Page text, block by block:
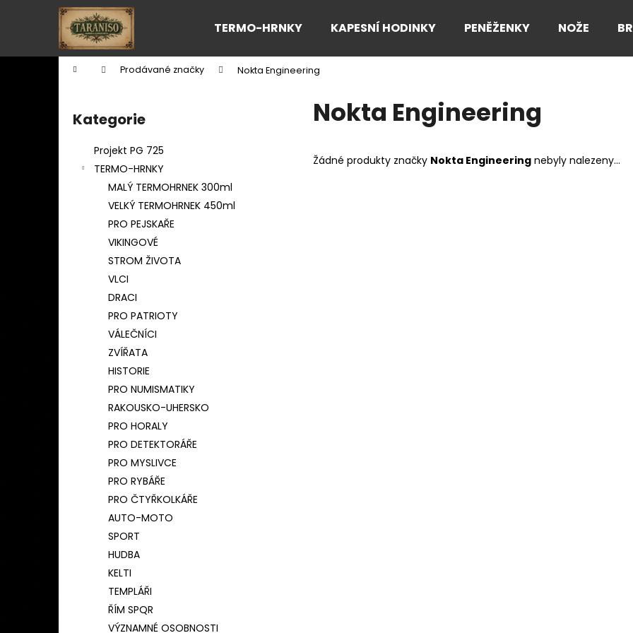
TERMO-HRNKY KAPESNÍ HODINKY PENĚŽENKY NOŽE
Domů Prodávané značky Nokta Engineering
Přeskočit
kategorie
Kategorie
Projekt PG 725
TERMO-HRNKY
MALÝ TERMOHRNEK 300ml
VELKÝ TERMOHRNEK 450ml
PRO PEJSKAŘE
VIKINGOVÉ
STROM ŽIVOTA
VLCI
DRACI
PRO PATRIOTY
VÁLEČNÍCI
ZVÍŘATA
HISTORIE
PRO NUMISMATIKY
RAKOUSKO-UHERSKO
PRO HORALY
PRO DETEKTORÁŘE
PRO MYSLIVCE
PRO RYBÁŘE
PRO ČTYŘKOLKÁŘE
AUTO-MOTO
SPORT
HUDBA
KELTI
TEMPLÁŘI
ŘÍM SPQR
VÝZNAMNÉ OSOBNOSTI
Nokta Engineering
Žádné produkty značky Nokta Engineering nebyly nalezeny...
í
Zpět
do
Zpět
do
HLEDAT
BAMBUSOVÝ TERMOHRNEK 450ML
ČESKÝ LEV
590 Kč